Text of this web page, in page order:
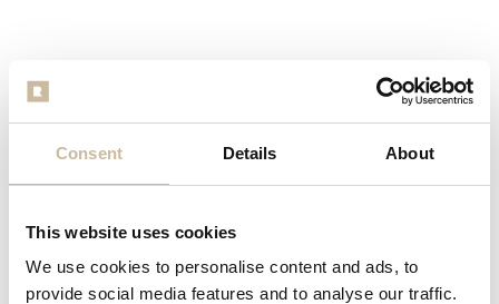
Consent Details About
This website uses cookies
We use cookies to personalise content and ads, to
provide social media features and to analyse our traffic.
Specificaties
Alle specificaties